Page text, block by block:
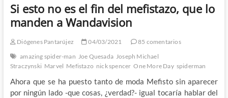
Si esto no es el fin del mefistazo, que lo
manden a Wandavision
Diógenes Pantarújez 04/03/2021
85 comentarios
amazing spider-man Joe Quesada Joseph Michael
Straczynski Marvel Mefistazo nick spencer One More Day spiderman
Ahora que se ha puesto tanto de moda Mefisto sin aparecer
por ningún lado -que cosas, ¿verdad?- igual tocaría hablar del